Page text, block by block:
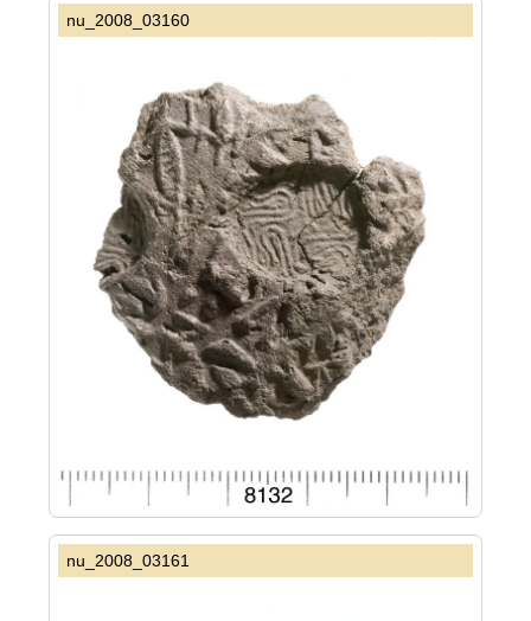
nu_2008_03160
nu_2008_03161